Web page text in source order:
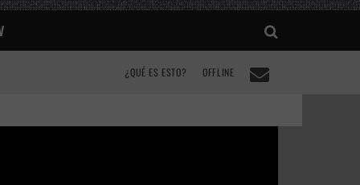
¿QUÉ ES ESTO? OFFLINE